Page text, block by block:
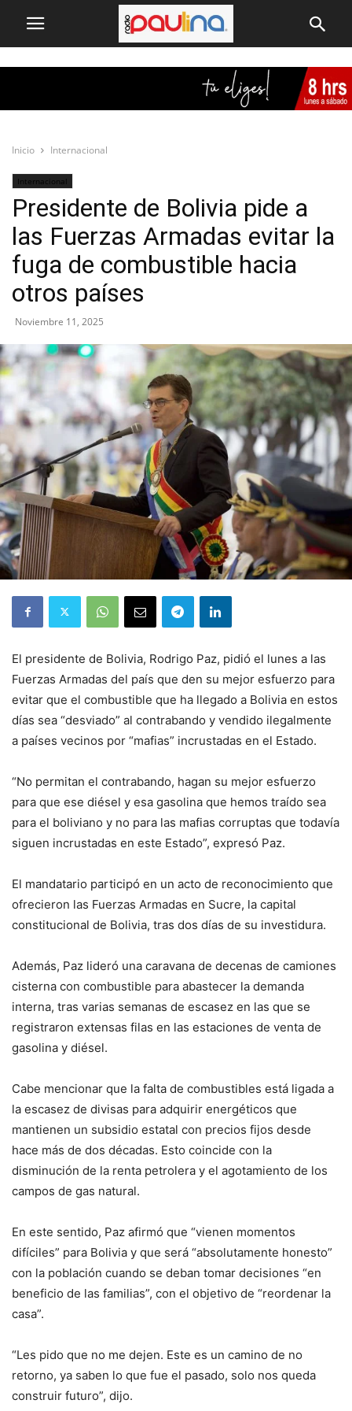
Inicio Internacional
Internacional
Presidente de Bolivia pide a
las Fuerzas Armadas evitar la
fuga de combustible hacia
otros países
Noviembre 11, 2025
El presidente de Bolivia, Rodrigo Paz, pidió el lunes a las
Fuerzas Armadas del país que den su mejor esfuerzo para
evitar que el combustible que ha llegado a Bolivia en estos
días sea “desviado” al contrabando y vendido ilegalmente
a países vecinos por “mafias” incrustadas en el Estado.
“No permitan el contrabando, hagan su mejor esfuerzo
para que ese diésel y esa gasolina que hemos traído sea
para el boliviano y no para las mafias corruptas que todavía
siguen incrustadas en este Estado”, expresó Paz.
El mandatario participó en un acto de reconocimiento que
ofrecieron las Fuerzas Armadas en Sucre, la capital
constitucional de Bolivia, tras dos días de su investidura.
Además, Paz lideró una caravana de decenas de camiones
cisterna con combustible para abastecer la demanda
interna, tras varias semanas de escasez en las que se
registraron extensas filas en las estaciones de venta de
gasolina y diésel.
Cabe mencionar que la falta de combustibles está ligada a
la escasez de divisas para adquirir energéticos que
mantienen un subsidio estatal con precios fijos desde
hace más de dos décadas. Esto coincide con la
disminución de la renta petrolera y el agotamiento de los
campos de gas natural.
En este sentido, Paz afirmó que “vienen momentos
difíciles” para Bolivia y que será “absolutamente honesto”
con la población cuando se deban tomar decisiones “en
beneficio de las familias”, con el objetivo de “reordenar la
casa”.
“Les pido que no me dejen. Este es un camino de no
retorno, ya saben lo que fue el pasado, solo nos queda
construir futuro”, dijo.